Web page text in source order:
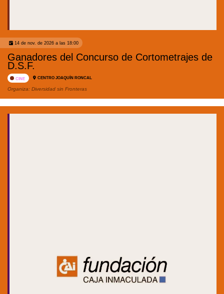
14 de nov. de 2026 a las 18:00
Ganadores del Concurso de Cortometrajes de
D.S.F.
CINE CENTRO JOAQUÍN RONCAL
Organiza: Diversidad sin Fronteras